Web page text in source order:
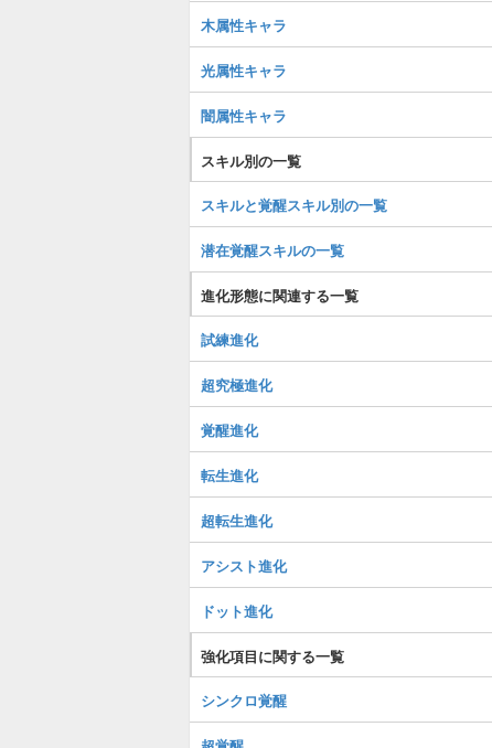
木属性キャラ
光属性キャラ
闇属性キャラ
スキル別の一覧
スキルと覚醒スキル別の一覧
潜在覚醒スキルの一覧
進化形態に関連する一覧
試練進化
超究極進化
覚醒進化
転生進化
超転生進化
アシスト進化
ドット進化
強化項目に関する一覧
シンクロ覚醒